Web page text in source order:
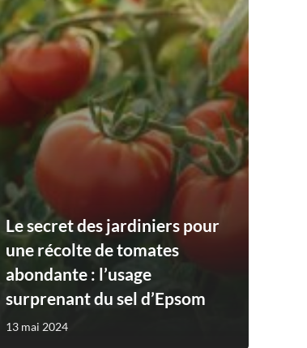
Le secret des jardiniers pour
une récolte de tomates
abondante : l’usage
surprenant du sel d’Epsom
13 mai 2024